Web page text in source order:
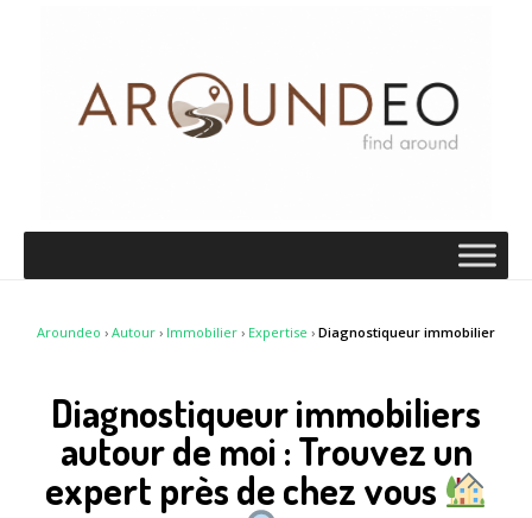
Aroundeo › Autour › Immobilier › Expertise › Diagnostiqueur immobilier
Diagnostiqueur immobiliers
autour de moi : Trouvez un
expert près de chez vous